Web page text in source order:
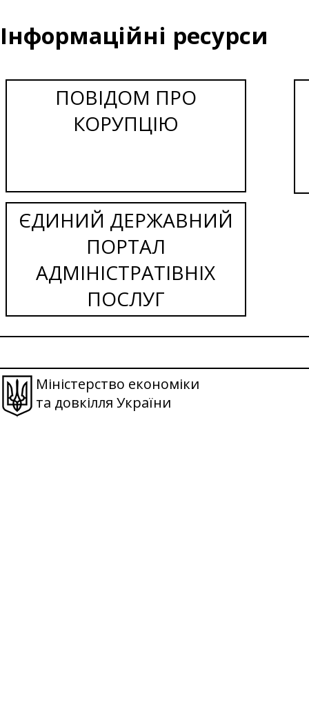
Інформаційні ресурси
ПОВІДОМ ПРО
КОРУПЦІЮ
ЄДИНИЙ ДЕРЖАВНИЙ
ПОРТАЛ
АДМІНІСТРАТІВНІХ
ПОСЛУГ
Міністерство економіки
та довкілля України